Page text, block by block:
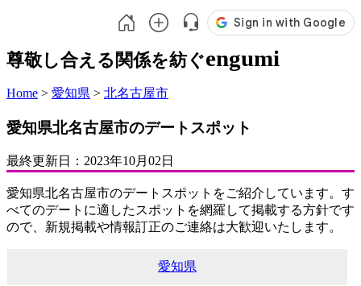
尊敬し合える関係を紡ぐengumi
Home > 愛知県 > 北名古屋市
愛知県北名古屋市のデートスポット
最終更新日： 2023年10月02日
愛知県北名古屋市のデートスポットをご紹介しています。す
べてのデートに適したスポットを網羅して掲載する方針です
ので、新規掲載や情報訂正のご連絡は大歓迎いたします。
愛知県